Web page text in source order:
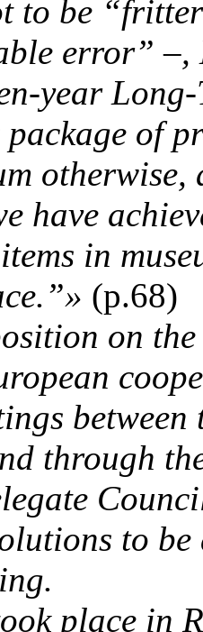
to be
error” –,
year
package of
have
in
(p.68)
on
through
to
place in